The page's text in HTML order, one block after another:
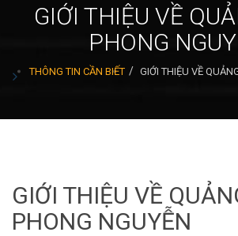
GIỚI THIỆU VỀ
PHONG
THÔNG TIN CẦN BIẾT GIỚI THIỆU VỀ
GIỚI THIỆU VỀ
PHONG NGUYỄN